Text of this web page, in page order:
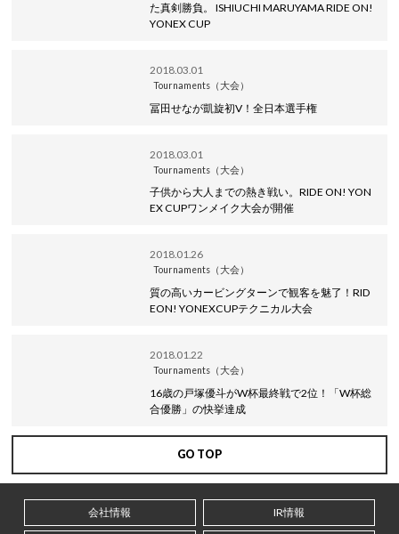
た真剣勝負。 ISHIUCHI MARUYAMA RIDE ON!
YONEX CUP
2018.03.01
Tournaments（大会）
冨田せなが凱旋初V！全日本選手権
2018.03.01
Tournaments（大会）
子供から大人までの熱き戦い。RIDE ON! YON
EX CUPワンメイク大会が開催
2018.01.26
Tournaments（大会）
質の高いカービングターンで観客を魅了！RID
EON! YONEXCUPテクニカル大会
2018.01.22
Tournaments（大会）
16歳の戸塚優斗がW杯最終戦で2位！「W杯総
合優勝」の快挙達成
GO TOP
会社情報 IR情報